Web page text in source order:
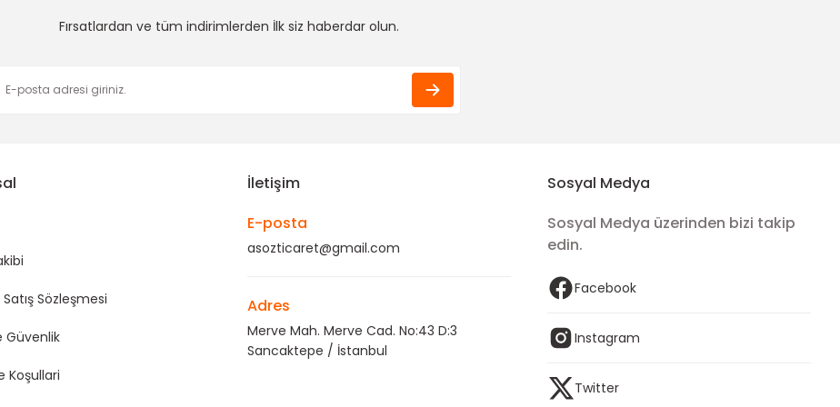
Fırsatlardan ve tüm indirimlerden İlk siz haberdar olun.
Sözleşmesi
Güvenlik
Koşullari
İletişim
E-posta
asozticaret@gmail.com
Adres
Merve Mah. Merve Cad. No:43 D:3
Sancaktepe / İstanbul
Sosyal Medya
Sosyal Medya üzerinden bizi takip
edin.
Facebook
Instagram
Twitter